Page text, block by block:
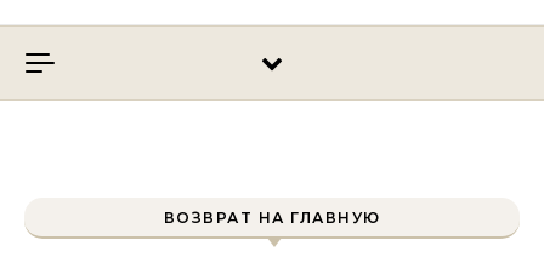
ВОЗВРАТ НА ГЛАВНУЮ